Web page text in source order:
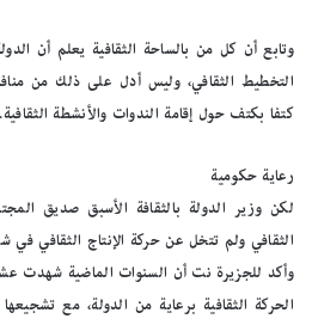
وتابع أن كل من بالساحة الثقافية يعلم أن
التخطيط الثقافي، وليس أدل على ذلك من
كتفا بكتف حول إقامة الندوات والأنشطة الثقافية.
رعاية حكومية
لكن وزير الدولة بالثقافة الأسبق صديق
الثقافي ولم تتخل عن حركة الإنتاج الثقافي في
وأكد للجزيرة نت أن السنوات الماضية شهدت
الحركة الثقافية برعاية من الدولة، مع